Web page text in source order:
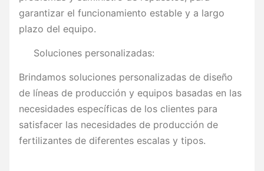
garantizar el funcionamiento estable y a largo
plazo del equipo.
Soluciones personalizadas:
Brindamos soluciones personalizadas de diseño
de líneas de producción y equipos basadas en las
necesidades específicas de los clientes para
satisfacer las necesidades de producción de
fertilizantes de diferentes escalas y tipos.